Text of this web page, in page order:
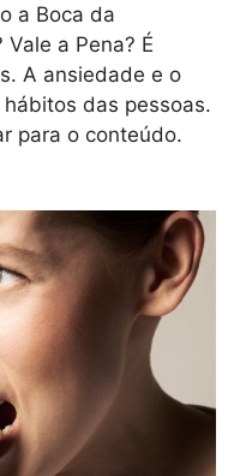
a Boca da
a Pena? É
A ansiedade e o
das pessoas.
para o conteúdo.